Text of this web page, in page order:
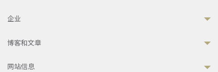
企业
博客和文章
网站信息